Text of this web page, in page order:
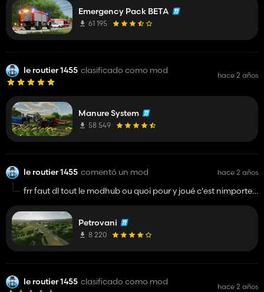
1m carrée de feu bref c'est bien que ca existe mais ya encore
du travail
Emergency Pack BETA
61 195
le routier 1455 clasificado como mod hace 2 años
Manure System
58 549
le routier 1455 comentó un mod hace 2 años
frr faut dl tout le modhub ou quoi pour y joué c'est nimporte
meme pas
Petrovani
8 220
le routier 1455 clasificado como mod hace 2 años